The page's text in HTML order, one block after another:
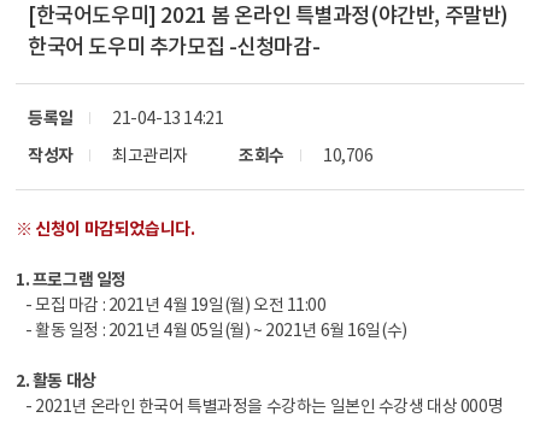
[한국어도우미] 2021 봄 온라인 특별과정(야간반, 주말반)
한국어 도우미 추가모집 -신청마감-
등록일
21-04-13 14:21
작성자
최고관리자 조회수 10,706
※ 신청이 마감되었습니다.
1. 프로그램 일정
- 모집 마감 : 2021년 4월 19일(월) 오전 11:00
- 활동 일정 : 2021년 4월 05일(월) ~ 2021년 6월 16일(수)
2. 활동 대상
- 2021년 온라인 한국어 특별과정을 수강하는 일본인 수강생 대상 000명